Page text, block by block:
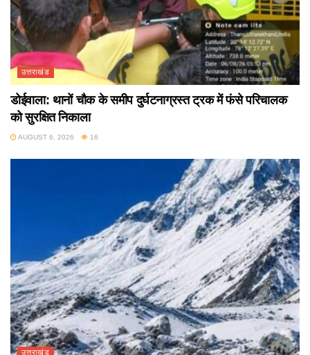
उत्तराखंड
डोईवाला: थानों चौक के समीप दुर्घटनाग्रस्त ट्रक में फंसे परिचालक
को सुरक्षित निकाला
AUGUST 6, 2026 16
उत्तराखंड